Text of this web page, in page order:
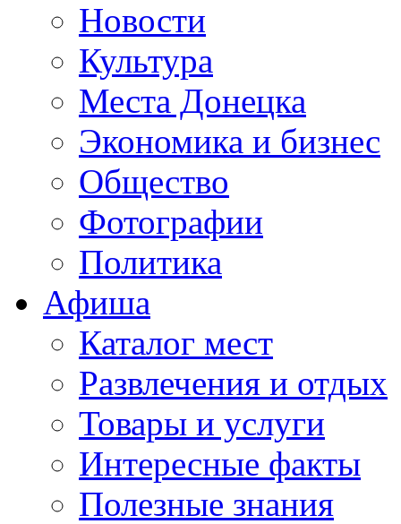
Новости
Культура
Места Донецка
Экономика и бизнес
Общество
Фотографии
Политика
Афиша
Каталог мест
Развлечения и отдых
Товары и услуги
Интересные факты
Полезные знания